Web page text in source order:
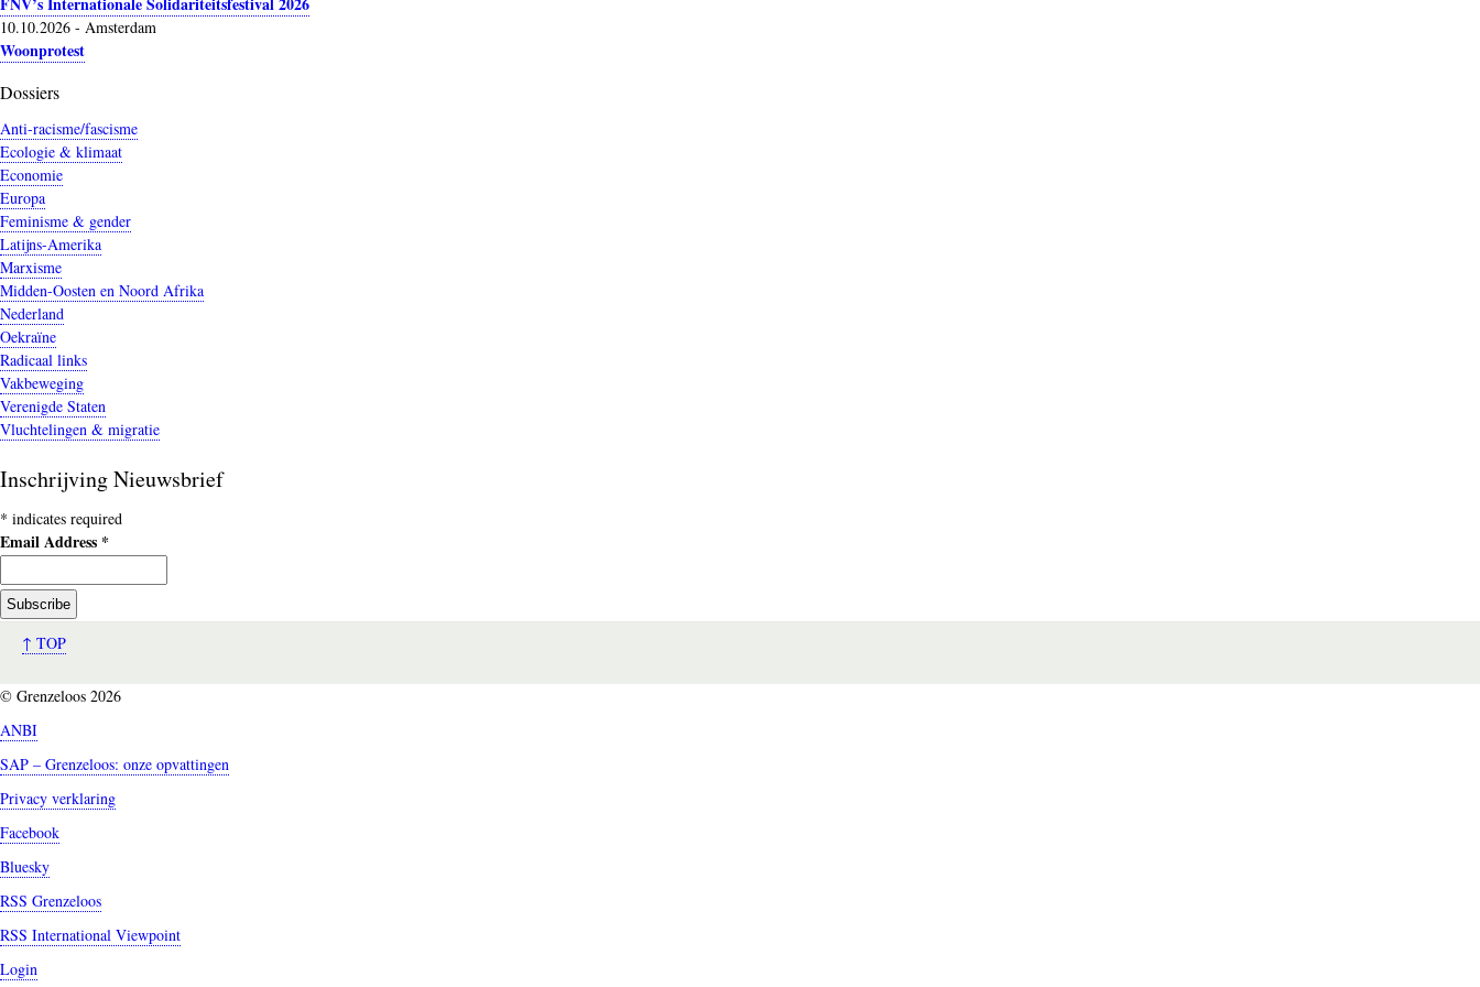
10.10.2026 - Amsterdam
Woonprotest
Dossiers
Anti-racisme/fascisme
Ecologie & klimaat
Economie
Europa
Feminisme & gender
Latijns-Amerika
Marxisme
Midden-Oosten en Noord Afrika
Nederland
Oekraïne
Radicaal links
Vakbeweging
Verenigde Staten
Vluchtelingen & migratie
Inschrijving Nieuwsbrief
* indicates required
Email Address *
↑ TOP
© Grenzeloos 2026
ANBI
SAP – Grenzeloos: onze opvattingen
Privacy verklaring
Facebook
Bluesky
RSS Grenzeloos
RSS International Viewpoint
Login